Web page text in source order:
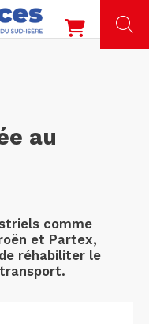
au
comme
et Partex,
réhabiliter le